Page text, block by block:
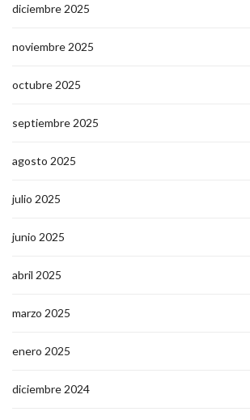
diciembre 2025
noviembre 2025
octubre 2025
septiembre 2025
agosto 2025
julio 2025
junio 2025
abril 2025
marzo 2025
enero 2025
diciembre 2024